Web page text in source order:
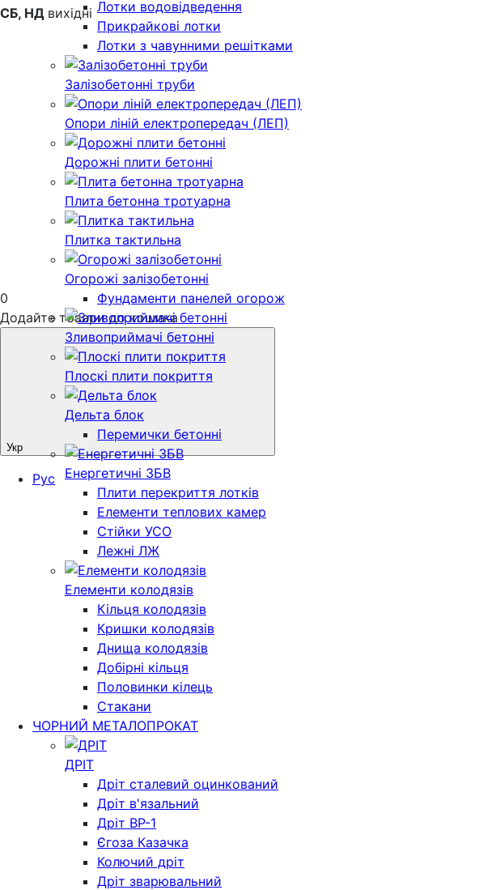
СБ, НД вихідні
0
Додайте товари до кошика
Укр
Рус
Лотки водовідведення
Прикрайкові лотки
Лотки з чавунними решітками
Залізобетонні труби
Опори ліній електропередач (ЛЕП)
Дорожні плити бетонні
Плита бетонна тротуарна
Плитка тактильна
Огорожі залізобетонні
Фундаменти панелей огорож
Зливоприймачі бетонні
Плоскі плити покриття
Дельта блок
Перемички бетонні
Енергетичні ЗБВ
Плити перекриття лотків
Елементи теплових камер
Стійки УСО
Лежні ЛЖ
Елементи колодязів
Кільця колодязів
Кришки колодязів
Днища колодязів
Добірні кільця
Половинки кілець
Стакани
ЧОРНИЙ МЕТАЛОПРОКАТ
ДРІТ
Дріт сталевий оцинкований
Дріт в'язальний
Дріт ВР-1
Єгоза Казачка
Колючий дріт
Дріт зварювальний